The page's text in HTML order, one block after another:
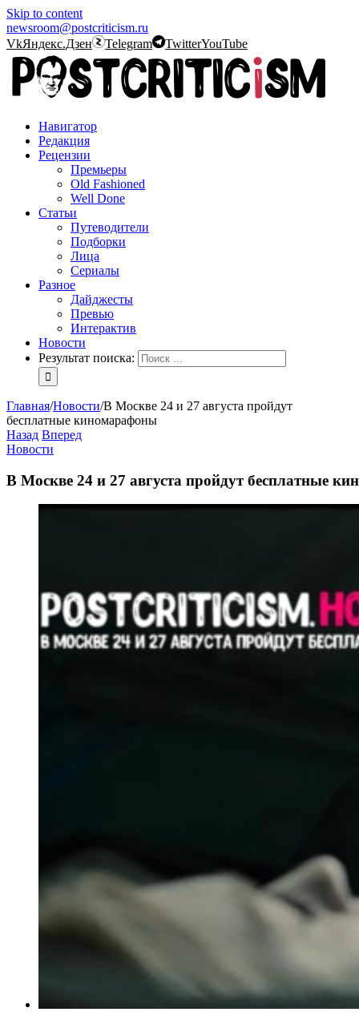
Skip to content
newsroom@postcriticism.ru
VkЯндекс.Дзен Telegram TwitterYouTube
Навигатор
Редакция
Рецензии
Премьеры
Old Fashioned
Well Done
Статьи
Путеводители
Подборки
Лица
Сериалы
Разное
Дайджесты
Превью
Интерактив
Новости
Результат поиска:
Главная/Новости/В Москве 24 и 27 августа пройдут
бесплатные киномарафоны
Назад Вперед
Новости
В Москве 24 и 27 августа пройдут бесплатные